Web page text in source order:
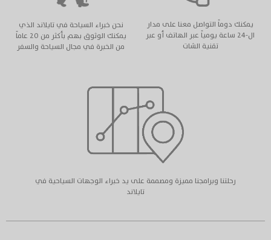
يمكنك دوماً التواصل معنا على مدار
ال-٢٤ ساعة يومياً عبر الهاتف أو عبر
تقنية الشات
نحن خبراء السياحة في تايلاند الذي
يمكنك الوثوق بهم بأكثر من ٢٠ عاماً
من الخبرة في مجال السياحة والسفر
رحلتنا وبرامجنا مميزة ومصممة على يد خبراء الوجهات السياحية في
تايلاند